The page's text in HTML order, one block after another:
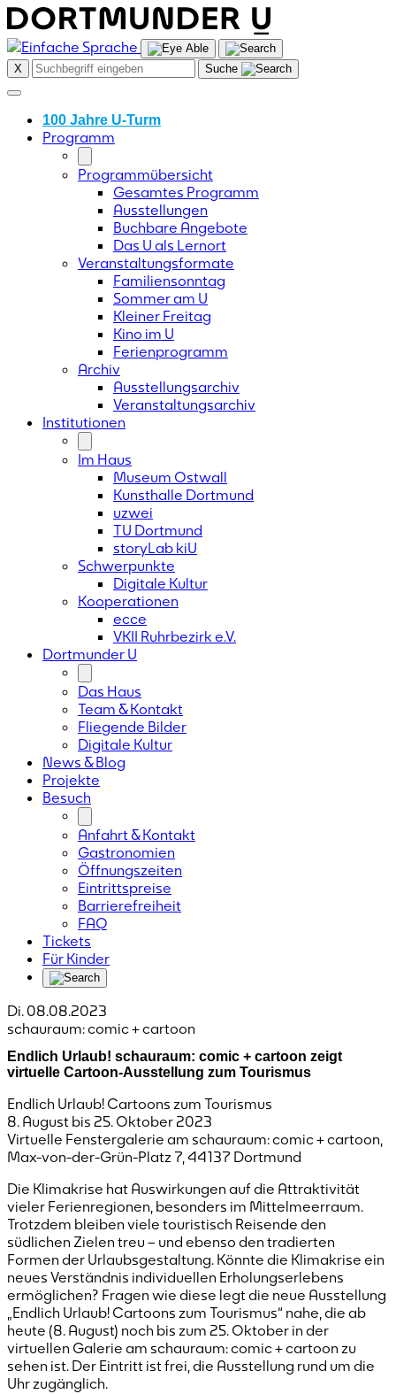
Skip
to
content
X Suche
100 Jahre U-Turm
Programm
Programmübersicht
Gesamtes Programm
Ausstellungen
Buchbare Angebote
Das U als Lernort
Veranstaltungsformate
Familiensonntag
Sommer am U
Kleiner Freitag
Kino im U
Ferienprogramm
Archiv
Ausstellungsarchiv
Veranstaltungsarchiv
Institutionen
Im Haus
Museum Ostwall
Kunsthalle Dortmund
uzwei
TU Dortmund
storyLab kiU
Schwerpunkte
Digitale Kultur
Kooperationen
ecce
VKII Ruhrbezirk e.V.
Dortmunder U
Das Haus
Team & Kontakt
Fliegende Bilder
Digitale Kultur
News & Blog
Projekte
Besuch
Anfahrt & Kontakt
Gastronomien
Öffnungszeiten
Eintrittspreise
Barrierefreiheit
FAQ
Tickets
Für Kinder
Di. 08.08.2023
schauraum: comic + cartoon
Endlich Urlaub! schauraum: comic + cartoon zeigt
virtuelle Cartoon-Ausstellung zum Tourismus
Endlich Urlaub! Cartoons zum Tourismus
8. August bis 25. Oktober 2023
Virtuelle Fenstergalerie am schauraum: comic + cartoon,
Max-von-der-Grün-Platz 7, 44137 Dortmund
Die Klimakrise hat Auswirkungen auf die Attraktivität
vieler Ferienregionen, besonders im Mittelmeerraum.
Trotzdem bleiben viele touristisch Reisende den
südlichen Zielen treu – und ebenso den tradierten
Formen der Urlaubsgestaltung. Könnte die Klimakrise ein
neues Verständnis individuellen Erholungserlebens
ermöglichen? Fragen wie diese legt die neue Ausstellung
„Endlich Urlaub! Cartoons zum Tourismus“ nahe, die ab
heute (8. August) noch bis zum 25. Oktober in der
virtuellen Galerie am schauraum: comic + cartoon zu
sehen ist. Der Eintritt ist frei, die Ausstellung rund um die
Uhr zugänglich.